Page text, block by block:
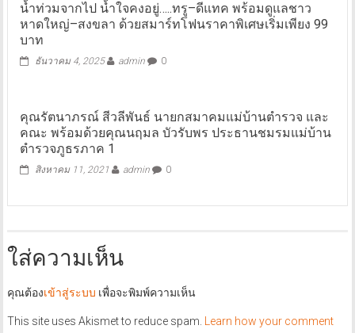
น้ำท่วมจากไป น้ำใจคงอยู่…..ทรู–ดีแทค พร้อมดูแลชาว
หาดใหญ่–สงขลา ด้วยสมาร์ทโฟนราคาพิเศษเริ่มเพียง 99
บาท
ธันวาคม 4, 2025 admin 0
คุณรัตนาภรณ์ สีวลีพันธ์ นายกสมาคมแม่บ้านตำรวจ และ
คณะ พร้อมด้วยคุณนฤมล บัวรับพร ประธานชมรมแม่บ้าน
ตำรวจภูธรภาค 1
สิงหาคม 11, 2021 admin 0
ใส่ความเห็น
คุณต้องเข้าสู่ระบบ เพื่อจะพิมพ์ความเห็น
This site uses Akismet to reduce spam.
Learn how your comment